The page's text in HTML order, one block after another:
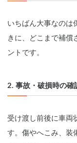
いちばん大事なのは
きに、どこまで補償
ントです。
2. 事故・破損時の確
受け渡し前後に車両
す。傷やへこみ、装